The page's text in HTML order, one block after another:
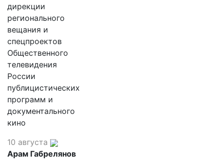
дирекции
регионального
вещания и
спецпроектов
Общественного
телевидения
России
публицистических
программ и
документального
кино
10 августа
Арам Габрелянов